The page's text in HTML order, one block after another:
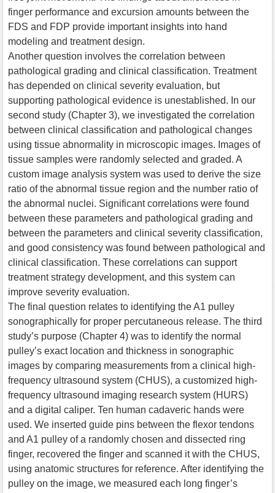
finger performance and excursion amounts between the
FDS and FDP provide important insights into hand
modeling and treatment design.
Another question involves the correlation between
pathological grading and clinical classification. Treatment
has depended on clinical severity evaluation, but
supporting pathological evidence is unestablished. In our
second study (Chapter 3), we investigated the correlation
between clinical classification and pathological changes
using tissue abnormality in microscopic images. Images of
tissue samples were randomly selected and graded. A
custom image analysis system was used to derive the size
ratio of the abnormal tissue region and the number ratio of
the abnormal nuclei. Significant correlations were found
between these parameters and pathological grading and
between the parameters and clinical severity classification,
and good consistency was found between pathological and
clinical classification. These correlations can support
treatment strategy development, and this system can
improve severity evaluation.
The final question relates to identifying the A1 pulley
sonographically for proper percutaneous release. The third
study’s purpose (Chapter 4) was to identify the normal
pulley’s exact location and thickness in sonographic
images by comparing measurements from a clinical high-
frequency ultrasound system (CHUS), a customized high-
frequency ultrasound imaging research system (HURS)
and a digital caliper. Ten human cadaveric hands were
used. We inserted guide pins between the flexor tendons
and A1 pulley of a randomly chosen and dissected ring
finger, recovered the finger and scanned it with the CHUS,
using anatomic structures for reference. After identifying the
pulley on the image, we measured each long finger’s